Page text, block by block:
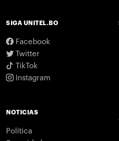
SIGA UNITEL.BO
Facebook
Twitter
TikTok
Instagram
NOTICIAS
Política